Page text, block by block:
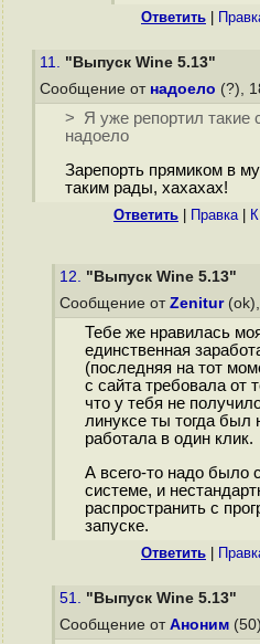
Ответить
11. "Выпуск Wine 5.13"
Сообщение от надоело (?),
> Я уже репортил такие
надоело
Зарепорть прямиком в
таким рады, хахахах!
Ответить Правка|
12. "Выпуск Wine 5.13"
Сообщение от Zenitur
Тебе же нравилась
единственная
(последняя на тот
с сайта требовала от
что у тебя не
линуксе ты тогда был
работала в один клик.
А всего-то надо было
системе, и
распространить с
запуске.
Ответить
51. "Выпуск Wine 5.13"
Сообщение от Аноним